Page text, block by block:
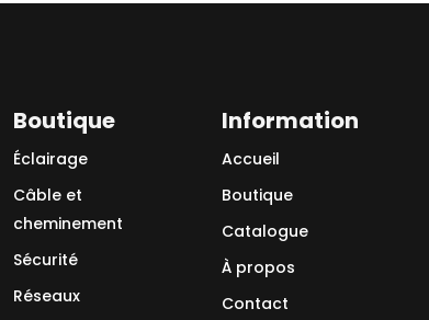
Boutique
Éclairage
Câble et
cheminement
Sécurité
Réseaux
Information
Accueil
Boutique
Catalogue
À propos
Contact